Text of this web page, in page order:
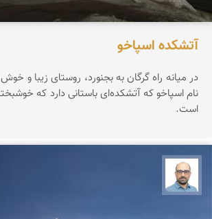
آتشکده اسپاخو
در میانه راه گرگان به بجنورد، روستای زیبا و
نام اسپاخو که آتشکده‌ای باستانی دارد که
است.